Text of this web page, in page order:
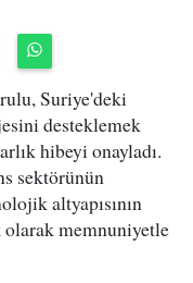
Suriye'deki
desteklemek
hibeyi onayladı.
sektörünün
altyapısının
memnuniyetle